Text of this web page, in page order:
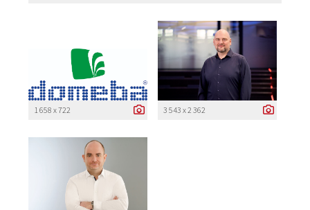
1 658 x 722 3 543 x 2 362